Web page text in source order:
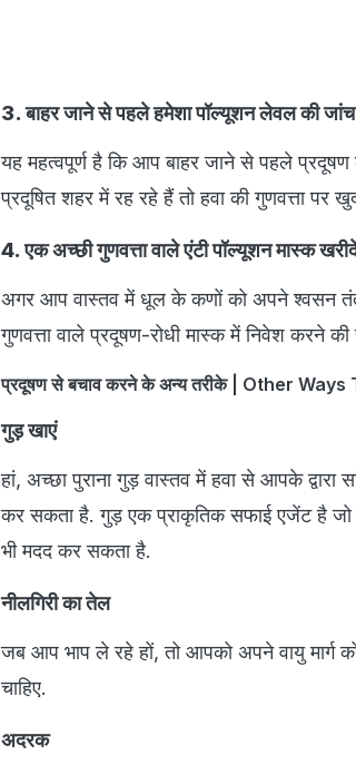
3. बाहर जाने से पहले हमेशा पॉल्यूशन लेवल की
यह महत्वपूर्ण है कि आप बाहर जाने से पहले
प्रदूषित शहर में रह रहे हैं तो हवा की गुणवत्ता पर
4. एक अच्छी गुणवत्ता वाले एंटी पॉल्यूशन मास्क
अगर आप वास्तव में धूल के कणों को अपने श्वसन
गुणवत्ता वाले प्रदूषण-रोधी मास्क में निवेश करने
प्रदूषण से बचाव करने के अन्य तरीके | Other
गुड़ खाएं
हां, अच्छा पुराना गुड़ वास्तव में हवा से आपके द्वारा
कर सकता है. गुड़ एक प्राकृतिक सफाई एजेंट है
भी मदद कर सकता है.
नीलगिरी का तेल
जब आप भाप ले रहे हों, तो आपको अपने वायु मार्ग
चाहिए.
अदरक